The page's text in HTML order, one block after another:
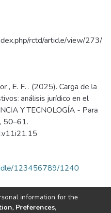
rctd/article/view/273/
, E. F. . (2025). Carga de la
análisis jurídico en el
Y TECNOLOGÍA - Para
50–61.
123456789/1240
information for the
Preferences,